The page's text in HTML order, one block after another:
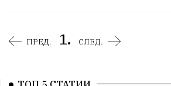
ПРЕД. 1. СЛЕД.